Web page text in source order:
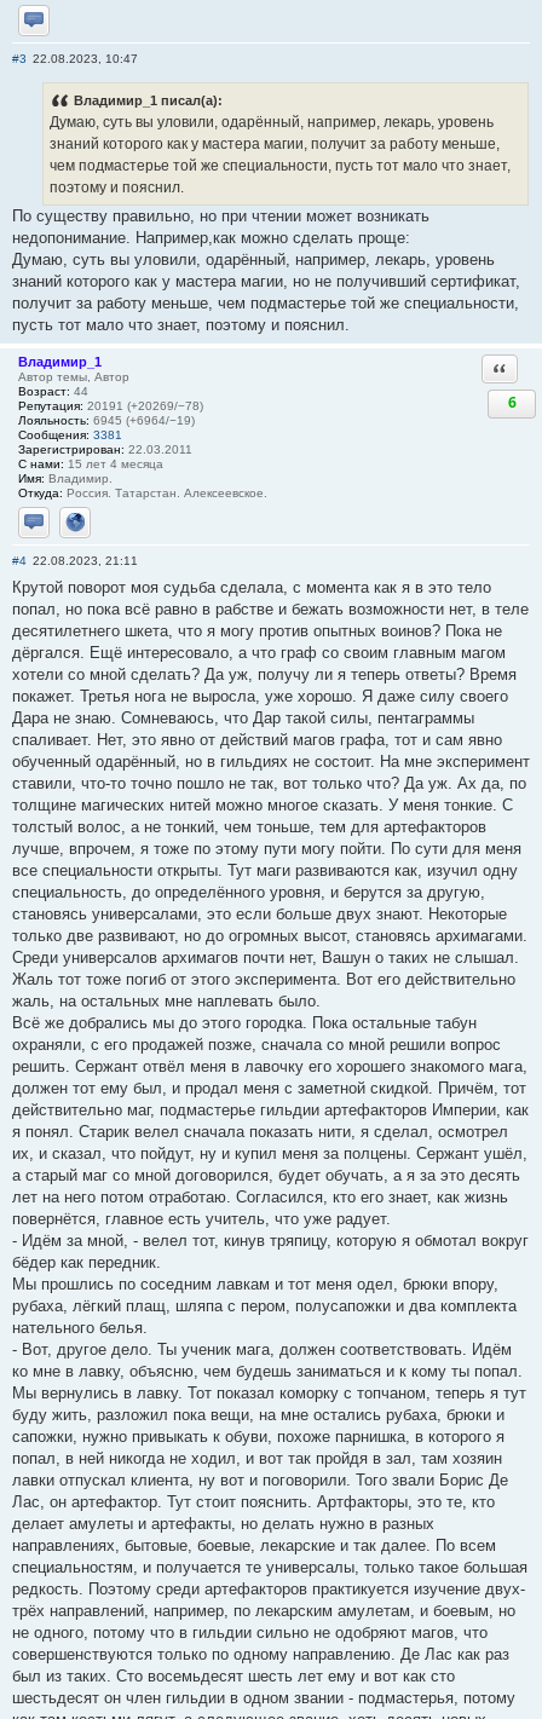
Отправить личное сообщение
#3 22.08.2023, 10:47
Владимир_1 писал(а):
Думаю, суть вы уловили, одарённый, например, лекарь, уровень
знаний которого как у мастера магии, получит за работу меньше,
чем подмастерье той же специальности, пусть тот мало что знает,
поэтому и пояснил.
По существу правильно, но при чтении может возникать
недопонимание. Например,как можно сделать проще:
Думаю, суть вы уловили, одарённый, например, лекарь, уровень
знаний которого как у мастера магии, но не получивший сертификат,
получит за работу меньше, чем подмастерье той же специальности,
пусть тот мало что знает, поэтому и пояснил.
Владимир_1
Автор темы, Автор
Возраст: 44
Репутация: 20191 (+20269/−78)
Лояльность: 6945 (+6964/−19)
Сообщения: 3381
Зарегистрирован: 22.03.2011
С нами: 15 лет 4 месяца
Имя: Владимир.
Откуда: Россия. Татарстан. Алексеевское.
Отправить личное сообщение
Сайт
6
#4 22.08.2023, 21:11
Крутой поворот моя судьба сделала, с момента как я в это тело
попал, но пока всё равно в рабстве и бежать возможности нет, в теле
десятилетнего шкета, что я могу против опытных воинов? Пока не
дёргался. Ещё интересовало, а что граф со своим главным магом
хотели со мной сделать? Да уж, получу ли я теперь ответы? Время
покажет. Третья нога не выросла, уже хорошо. Я даже силу своего
Дара не знаю. Сомневаюсь, что Дар такой силы, пентаграммы
спаливает. Нет, это явно от действий магов графа, тот и сам явно
обученный одарённый, но в гильдиях не состоит. На мне эксперимент
ставили, что-то точно пошло не так, вот только что? Да уж. Ах да, по
толщине магических нитей можно многое сказать. У меня тонкие. С
толстый волос, а не тонкий, чем тоньше, тем для артефакторов
лучше, впрочем, я тоже по этому пути могу пойти. По сути для меня
все специальности открыты. Тут маги развиваются как, изучил одну
специальность, до определённого уровня, и берутся за другую,
становясь универсалами, это если больше двух знают. Некоторые
только две развивают, но до огромных высот, становясь архимагами.
Среди универсалов архимагов почти нет, Вашун о таких не слышал.
Жаль тот тоже погиб от этого эксперимента. Вот его действительно
жаль, на остальных мне наплевать было.
Всё же добрались мы до этого городка. Пока остальные табун
охраняли, с его продажей позже, сначала со мной решили вопрос
решить. Сержант отвёл меня в лавочку его хорошего знакомого мага,
должен тот ему был, и продал меня с заметной скидкой. Причём, тот
действительно маг, подмастерье гильдии артефакторов Империи, как
я понял. Старик велел сначала показать нити, я сделал, осмотрел
их, и сказал, что пойдут, ну и купил меня за полцены. Сержант ушёл,
а старый маг со мной договорился, будет обучать, а я за это десять
лет на него потом отработаю. Согласился, кто его знает, как жизнь
повернётся, главное есть учитель, что уже радует.
- Идём за мной, - велел тот, кинув тряпицу, которую я обмотал вокруг
бёдер как передник.
Мы прошлись по соседним лавкам и тот меня одел, брюки впору,
рубаха, лёгкий плащ, шляпа с пером, полусапожки и два комплекта
нательного белья.
- Вот, другое дело. Ты ученик мага, должен соответствовать. Идём
ко мне в лавку, объясню, чем будешь заниматься и к кому ты попал.
Мы вернулись в лавку. Тот показал коморку с топчаном, теперь я тут
буду жить, разложил пока вещи, на мне остались рубаха, брюки и
сапожки, нужно привыкать к обуви, похоже парнишка, в которого я
попал, в ней никогда не ходил, и вот так пройдя в зал, там хозяин
лавки отпускал клиента, ну вот и поговорили. Того звали Борис Де
Лас, он артефактор. Тут стоит пояснить. Артфакторы, это те, кто
делает амулеты и артефакты, но делать нужно в разных
направлениях, бытовые, боевые, лекарские и так далее. По всем
специальностям, и получается те универсалы, только такое большая
редкость. Поэтому среди артефакторов практикуется изучение двух-
трёх направлений, например, по лекарским амулетам, и боевым, но
не одного, потому что в гильдии сильно не одобряют магов, что
совершенствуются только по одному направлению. Де Лас как раз
был из таких. Сто восемьдесят шесть лет ему и вот как сто
шестьдесят он член гильдии в одном звании - подмастерья, потому